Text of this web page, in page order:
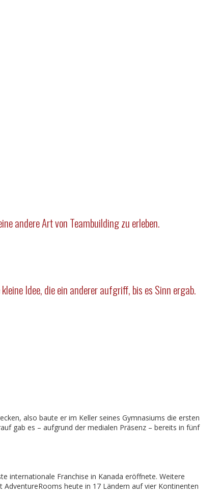
andere Art von Teambuilding zu erleben.
Idee, die ein anderer aufgriff, bis es Sinn ergab.
also baute er im Keller seines Gymnasiums die ersten
gab es – aufgrund der medialen Präsenz – bereits in fünf
internationale Franchise in Kanada eröffnete. Weitere
heute in 17 Ländern auf vier Kontinenten